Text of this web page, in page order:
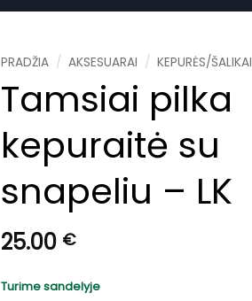
PRADŽIA / AKSESUARAI / KEPURĖS/ŠALIKAI
Tamsiai pilka
kepuraitė su
snapeliu – LK
25.00 €
Turime sandelyje